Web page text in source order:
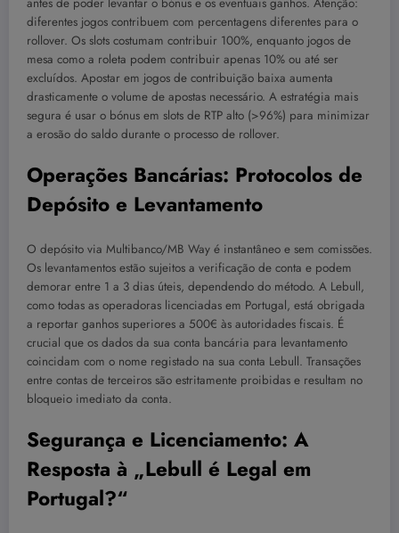
diferentes jogos contribuem com percentagens diferentes para o
rollover. Os slots costumam contribuir 100%, enquanto jogos de
mesa como a roleta podem contribuir apenas 10% ou até ser
excluídos. Apostar em jogos de contribuição baixa aumenta
drasticamente o volume de apostas necessário. A estratégia mais
segura é usar o bónus em slots de RTP alto (>96%) para minimizar
a erosão do saldo durante o processo de rollover.
Operações Bancárias: Protocolos de
Depósito e Levantamento
O depósito via Multibanco/MB Way é instantâneo e sem comissões.
Os levantamentos estão sujeitos a verificação de conta e podem
demorar entre 1 a 3 dias úteis, dependendo do método. A Lebull,
como todas as operadoras licenciadas em Portugal, está obrigada
a reportar ganhos superiores a 500€ às autoridades fiscais. É
crucial que os dados da sua conta bancária para levantamento
coincidam com o nome registado na sua conta Lebull. Transações
entre contas de terceiros são estritamente proibidas e resultam no
bloqueio imediato da conta.
Segurança e Licenciamento: A
Resposta à „Lebull é Legal em
Portugal?“